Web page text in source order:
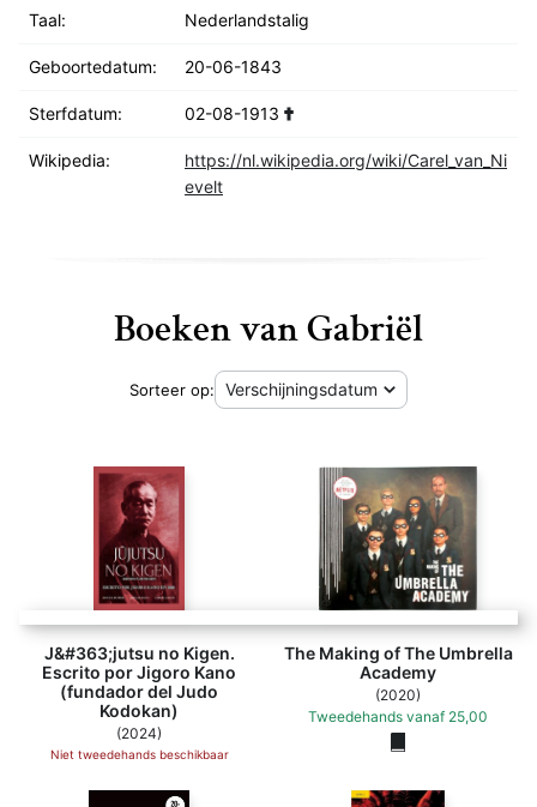
Taal: Nederlandstalig
Geboortedatum: 20-06-1843
Sterfdatum: 02-08-1913
Wikipedia:
https://nl.wikipedia.org/wiki/Carel_van_Ni
evelt
Boeken van Gabriël
Sorteer op:
J&#363;jutsu no Kigen.
Escrito por Jigoro Kano
(fundador del Judo
Kodokan)
(2024)
Niet tweedehands beschikbaar
The Making of The Umbrella
Academy
(2020)
Tweedehands vanaf 25,00